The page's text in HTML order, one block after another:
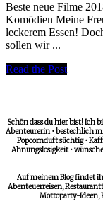
Beste neue Filme
Komödien Meine
leckerem Essen!
sollen wir ...
Read the Post
Schön dass du hier bist! Ich
Abenteurerin • bestechlich
Popcornduft süchtig •
Ahnungslosigkeit •
Auf meinem Blog findet
Abenteuerreisen,
Mottoparty-Ideen,